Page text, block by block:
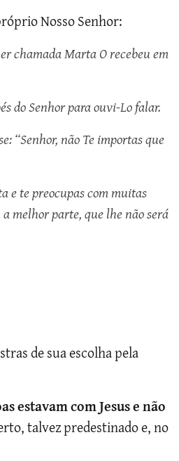
Nosso Senhor:
chamada Marta O recebeu em
do Senhor para ouvi-Lo falar.
“Senhor, não Te importas que
e te preocupas com muitas
melhor parte, que lhe não será
de sua escolha pela
estavam com Jesus e não
talvez predestinado e, no